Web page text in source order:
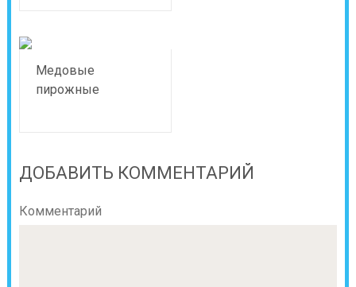
Медовые
пирожные
ДОБАВИТЬ КОММЕНТАРИЙ
Комментарий